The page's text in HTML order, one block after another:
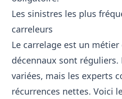
Les sinistres les plus
carreleurs
Le carrelage est un
décennaux sont réguliers.
variées, mais les experts
récurrences nettes. Voici